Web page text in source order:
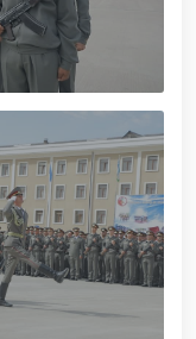
qo‘lga olindi / /
o'tdi / / Qurolli
va 14 yanvar
Milliy
/ / Milliy
Respublikasi
34 yilligi va Vatan
bayram tabrigi /
Kuchlari tashkil
yanvar — Vatan
gvardiyachilar
qahramonlarcha
bagʻishlab Milliy